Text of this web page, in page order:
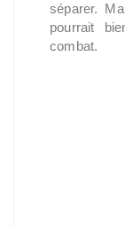
séparer.
pourrait
combat.